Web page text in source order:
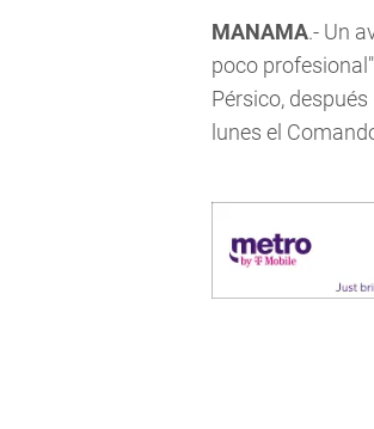
MANAMA.- Un
poco
Pérsico,
lunes el